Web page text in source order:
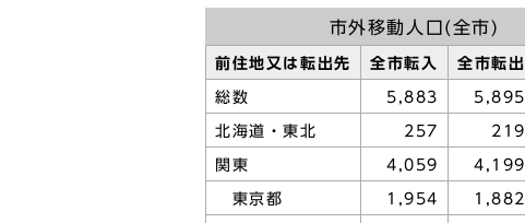
市外移動人口(全市)
前住地又は転出先 全市転入 全市転出
総数 5,883 5,895
北海道・東北 257 219
関東 4,059 4,199
東京都 1,954 1,882